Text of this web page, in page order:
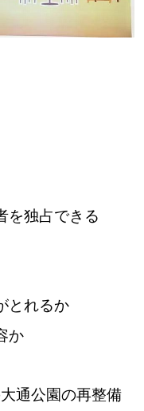
を独占できる
とれるか
か
通公園の再整備